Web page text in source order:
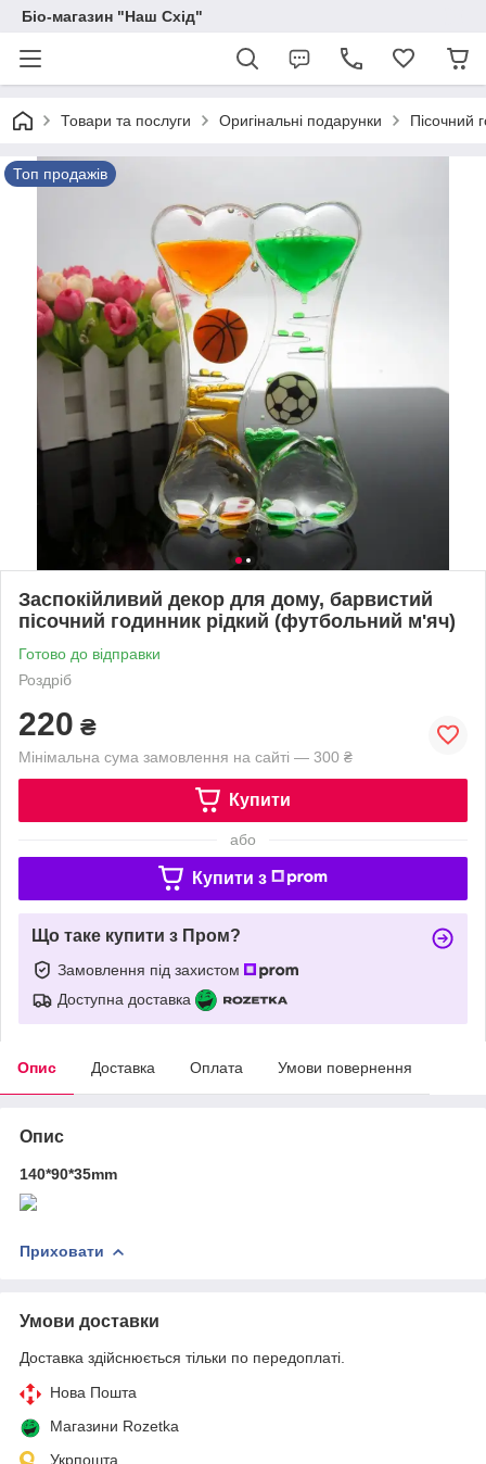
Біо-магазин "Наш Схід"
Товари та послуги Оригінальні подарунки Пісочний
Топ продажів
Заспокійливий декор для дому, барвистий
пісочний годинник рідкий (футбольний м'яч)
Готово до відправки
Роздріб
220 ₴
Мінімальна сума замовлення на сайті — 300 ₴
Купити
або
Купити з
Що таке купити з Пром?
Замовлення під захистом
Доступна доставка
Опис Доставка Оплата Умови повернення
Опис
140*90*35mm
Приховати
Умови доставки
Доставка здійснюється тільки по передоплаті.
Нова Пошта
Магазини Rozetka
Укрпошта